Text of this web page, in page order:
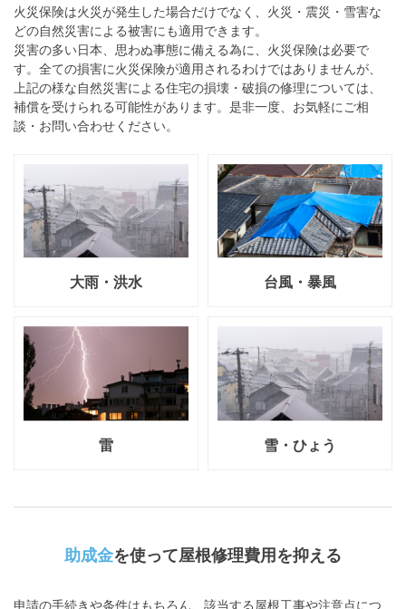
火災保険は火災が発生した場合だけでなく、火災・震災・雪害な
どの自然災害による被害にも適用できます。
災害の多い日本、思わぬ事態に備える為に、火災保険は必要で
す。全ての損害に火災保険が適用されるわけではありませんが、
上記の様な自然災害による住宅の損壊・破損の修理については、
補償を受けられる可能性があります。是非一度、お気軽にご相
談・お問い合わせください。
大雨・洪水 台風・暴風
雷 雪・ひょう
助成金を使って屋根修理費用を抑える
申請の手続きや条件はもちろん、該当する屋根工事や注意点につ